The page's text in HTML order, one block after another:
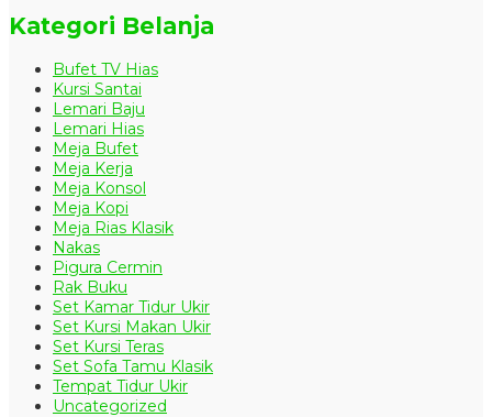
Kategori Belanja
Bufet TV Hias
Kursi Santai
Lemari Baju
Lemari Hias
Meja Bufet
Meja Kerja
Meja Konsol
Meja Kopi
Meja Rias Klasik
Nakas
Pigura Cermin
Rak Buku
Set Kamar Tidur Ukir
Set Kursi Makan Ukir
Set Kursi Teras
Set Sofa Tamu Klasik
Tempat Tidur Ukir
Uncategorized